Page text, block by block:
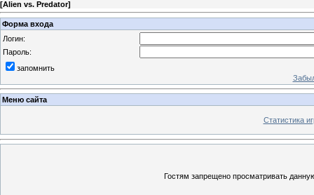
[Alien vs. Predator]
Форма входа
Логин:
Пароль:
запомнить
Меню сайта
Статистика
Гостям запрещено просматривать